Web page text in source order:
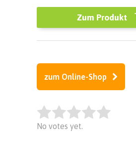
Zum Produkt
zum Online-Shop
Rate this item:
No votes yet.